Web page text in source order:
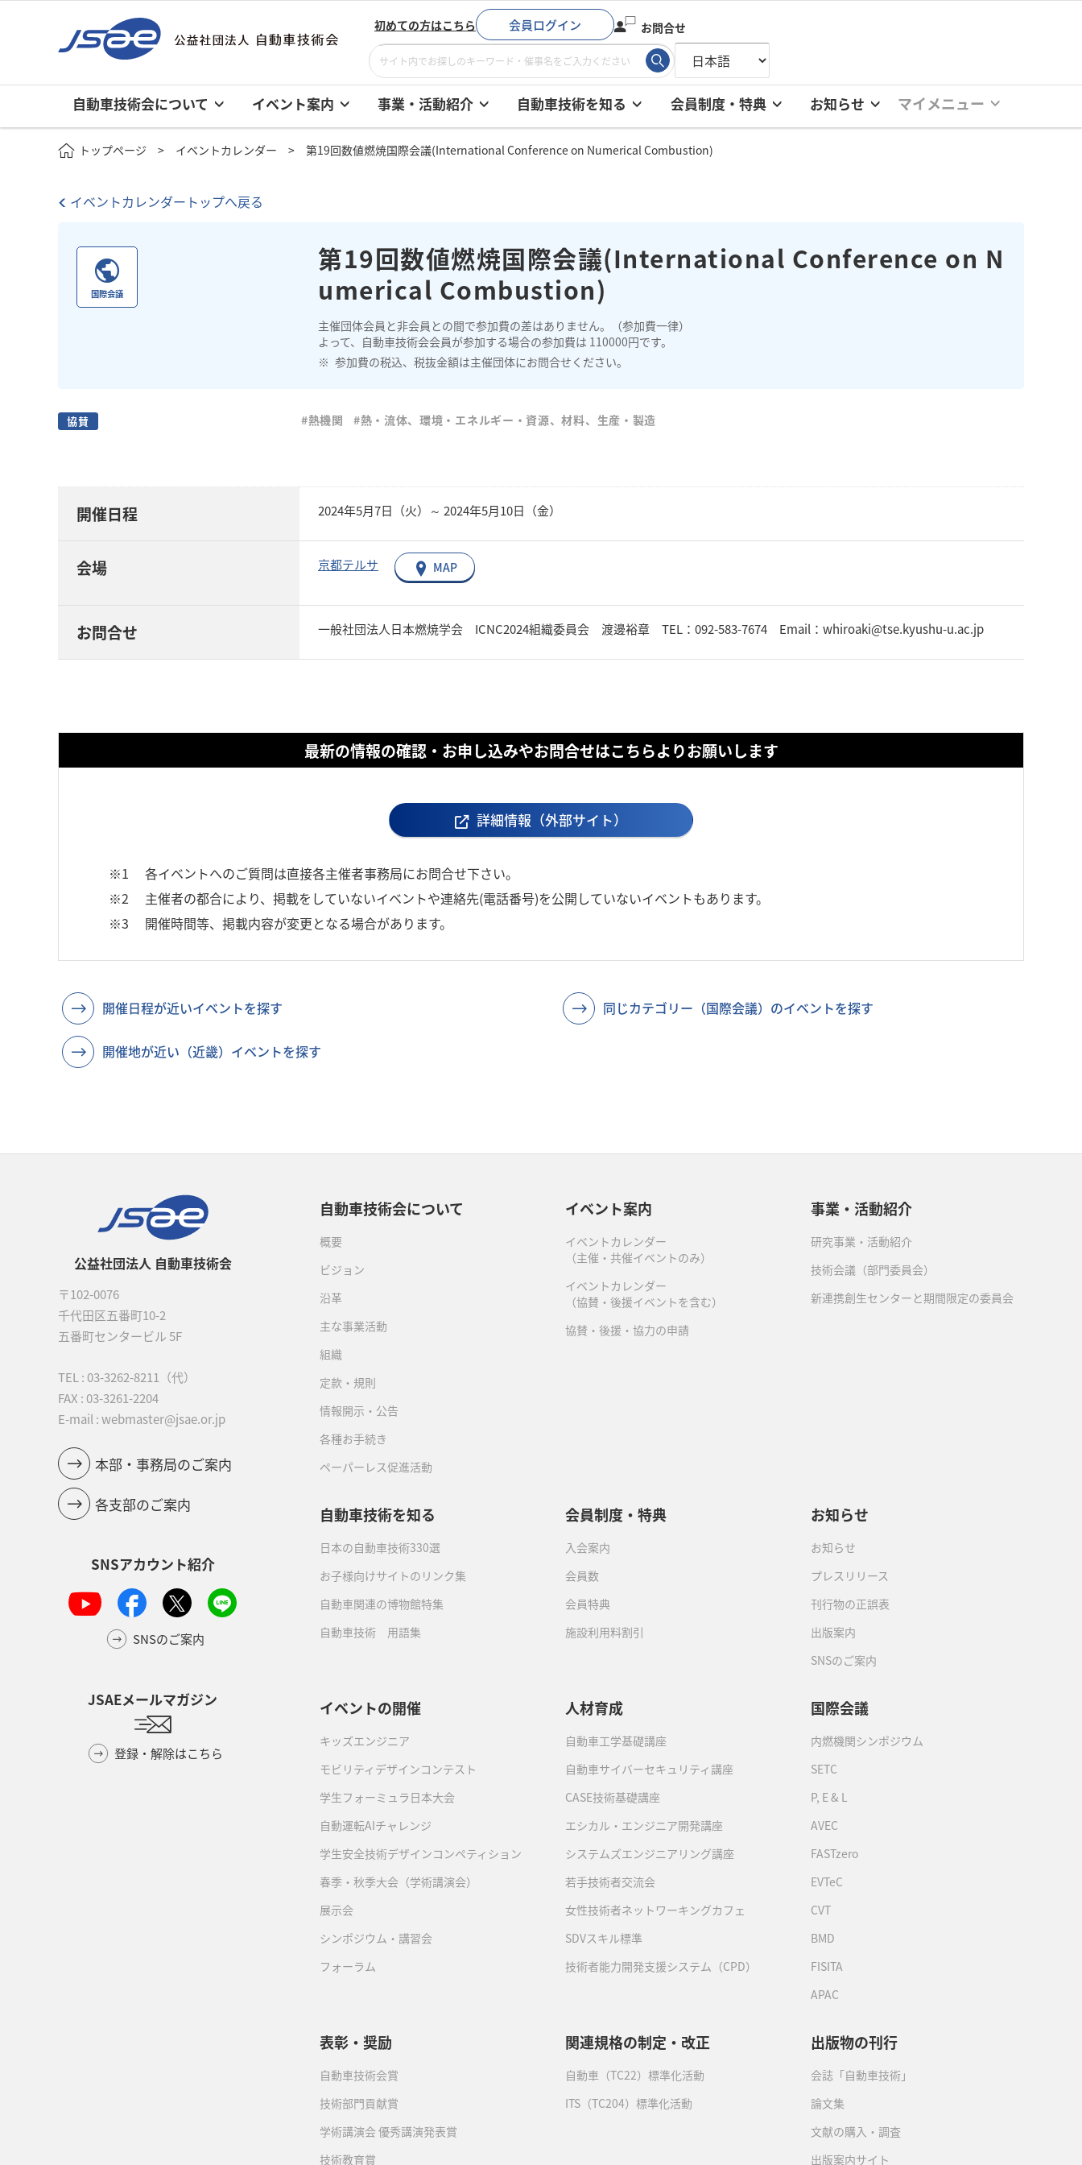
初めての方はこちら 会員ログイン お問合せ
自動車技術会について イベント案内 事業・活動紹介 自動車技術を知る 会員制度・特典 お知らせ マイメニュー
トップページ イベントカレンダー 第19回数値燃焼国際会議(International Conference on Numerical Combustion)
イベントカレンダートップへ戻る
第19回数値燃焼国際会議(International Conference on N
umerical Combustion)
主催団体会員と非会員との間で参加費の差はありません。（参加費一律）
よって、自動車技術会会員が参加する場合の参加費は 110000円です。
参加費の税込、税抜金額は主催団体にお問合せください。
国際会議
協賛 #熱機関 #熱・流体、環境・エネルギー・資源、材料、生産・製造
開催日程 2024年5月7日（火）～ 2024年5月10日（金）
会場 京都テルサ MAP
お問合せ 一般社団法人日本燃焼学会 ICNC2024組織委員会 渡邊裕章 TEL：092-583-7674 Email：whiroaki@tse.kyushu-u.ac.jp
最新の情報の確認・お申し込みやお問合せはこちらよりお願いします
詳細情報（外部サイト）
※1
各イベントへのご質問は直接各主催者事務局にお問合せ下さい。
※2
主催者の都合により、掲載をしていないイベントや連絡先(電話番号)を公開していないイベントもあります。
※3
開催時間等、掲載内容が変更となる場合があります。
開催日程が近いイベントを探す 同じカテゴリー（国際会議）のイベントを探す
開催地が近い（近畿）イベントを探す
公益社団法人 自動車技術会
〒102-0076
千代田区五番町10-2
五番町センタービル 5F
TEL : 03-3262-8211
（代）
FAX : 03-3261-2204
E-mail : webmaster@jsae.or.jp
本部・事務局のご案内
各支部のご案内
SNSアカウント紹介
SNSのご案内
JSAEメールマガジン
登録・解除はこちら
自動車技術会について
概要
ビジョン
沿革
主な事業活動
組織
定款・規則
情報開示・公告
各種お手続き
ペーパーレス促進活動
イベント案内
イベントカレンダー
（主催・共催イベントのみ）
イベントカレンダー
（協賛・後援イベントを含む）
協賛・後援・協力の申請
事業・活動紹介
研究事業・活動紹介
技術会議（部門委員会）
新連携創生センターと期間限定の委員会
自動車技術を知る
日本の自動車技術330選
お子様向けサイトのリンク集
自動車関連の博物館特集
自動車技術 用語集
会員制度・特典
入会案内
会員数
会員特典
施設利用料割引
お知らせ
お知らせ
プレスリリース
刊行物の正誤表
出版案内
SNSのご案内
イベントの開催
キッズエンジニア
モビリティデザインコンテスト
学生フォーミュラ日本大会
自動運転AIチャレンジ
学生安全技術デザインコンペティション
春季・秋季大会（学術講演会）
展示会
シンポジウム・講習会
フォーラム
人材育成
自動車工学基礎講座
自動車サイバーセキュリティ講座
CASE技術基礎講座
エシカル・エンジニア開発講座
システムズエンジニアリング講座
若手技術者交流会
女性技術者ネットワーキングカフェ
SDVスキル標準
技術者能力開発支援システム（CPD）
国際会議
内燃機関シンポジウム
SETC
P, E & L
AVEC
FASTzero
EVTeC
CVT
BMD
FISITA
APAC
表彰・奨励
自動車技術会賞
技術部門貢献賞
学術講演会 優秀講演発表賞
技術教育賞
関連規格の制定・改正
自動車（TC22）標準化活動
ITS（TC204）標準化活動
出版物の刊行
会誌「自動車技術」
論文集
文献の購入・調査
出版案内サイト